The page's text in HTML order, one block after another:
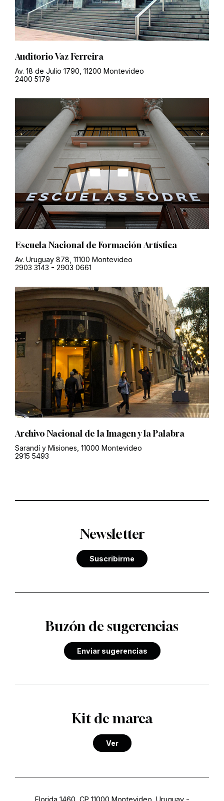
Auditorio Vaz Ferreira
Av. 18 de Julio 1790, 11200 Montevideo
2400 5179
Escuela Nacional de Formación Artística
Av. Uruguay 878, 11100 Montevideo
2903 3143 - 2903 0661
Archivo Nacional de la Imagen y la Palabra
Sarandí y Misiones, 11000 Montevideo
2915 5493
Newsletter
Suscribirme
Buzón de sugerencias
Enviar sugerencias
Kit de marca
Ver
Florida 1460, CP 11000 Montevideo, Uruguay-